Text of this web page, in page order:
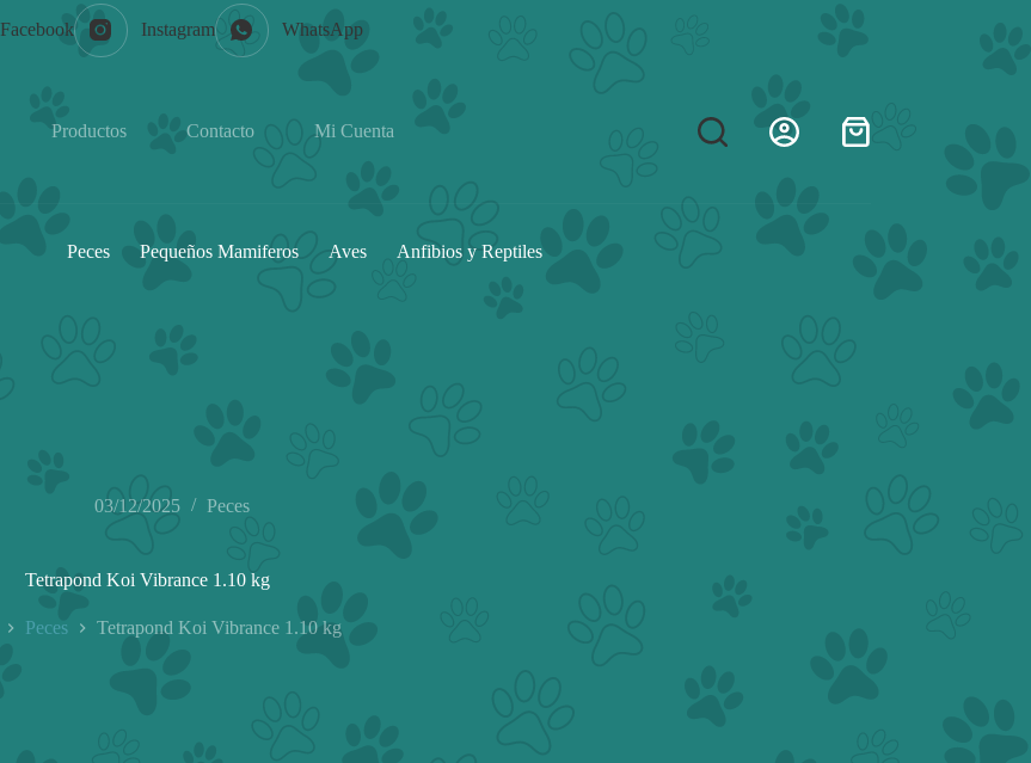
Facebook Instagram WhatsApp
Productos Contacto Mi Cuenta
Shopping
Peces Pequeños Mamiferos Aves Anfibios y Reptiles
03/12/2025 Peces
Tetrapond Koi Vibrance 1.10 kg
Peces Tetrapond Koi Vibrance 1.10 kg